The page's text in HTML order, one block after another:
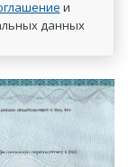
и
данных